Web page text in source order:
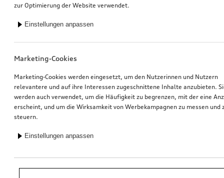
*Unverbindliche Preisempfehlung der Importeurin AMAG Import AG. Inkl.
gesetzlicher MwSt. Preise beim Audi Partner können abweichen; weitere
zur Optimierung der Website verwendet.
Einstellungen anpassen
Marketing-Cookies
Marketing-Cookies werden eingesetzt, um den Nutzerinnen und Nutzern
relevantere und auf ihre Interessen zugeschnittene Inhalte anzubieten.
werden auch verwendet, um die Häufigkeit zu begrenzen, mit der eine
erscheint, und um die Wirksamkeit von Werbekampagnen zu messen und
steuern.
Einstellungen anpassen